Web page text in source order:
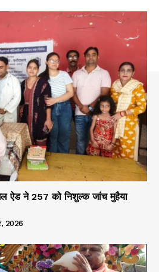
ऐड ने 257 को निशुल्क जांच मुहैया
2026